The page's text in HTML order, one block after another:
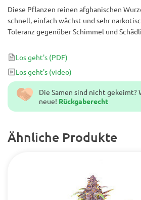
Die Samen sind nicht gekeimt?
neue! Rückgaberecht
Ähnliche Produkte
Diese Pflanzen reinen afghanischen
schnell, einfach wächst und sehr
Toleranz gegenüber Schimmel und
Indica ein Traum für Kush-Enthusiasten
Erträge, die für eine so kurze Pflanze sehr
Los geht's (PDF)
Los geht's (video)